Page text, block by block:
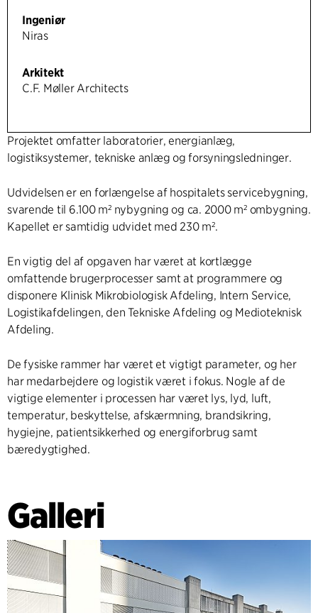
Ingeniør
Niras
Arkitekt
C.F. Møller Architects
Projektet omfatter laboratorier, energianlæg,
logistiksystemer, tekniske anlæg og forsyningsledninger.
Udvidelsen er en forlængelse af hospitalets servicebygning,
svarende til 6.100 m² nybygning og ca. 2000 m² ombygning.
Kapellet er samtidig udvidet med 230 m².
En vigtig del af opgaven har været at kortlægge
omfattende brugerprocesser samt at programmere og
disponere Klinisk Mikrobiologisk Afdeling, Intern Service,
Logistikafdelingen, den Tekniske Afdeling og Medioteknisk
Afdeling.
De fysiske rammer har været et vigtigt parameter, og her
har medarbejdere og logistik været i fokus. Nogle af de
vigtige elementer i processen har været lys, lyd, luft,
temperatur, beskyttelse, afskærmning, brandsikring,
hygiejne, patientsikkerhed og energiforbrug samt
bæredygtighed.
Galleri